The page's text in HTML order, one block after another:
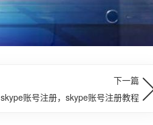
下一篇
skype账号注册，skype账号注册教程